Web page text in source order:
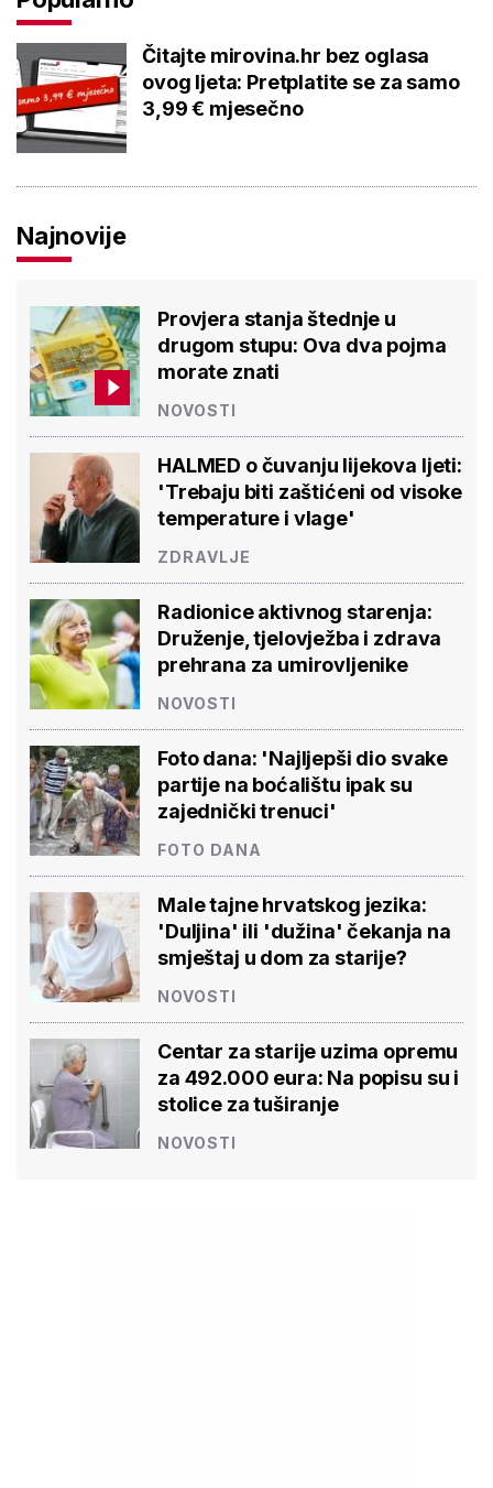
Čitajte mirovina.hr bez oglasa
ovog ljeta: Pretplatite se za samo
3,99 € mjesečno
Najnovije
Provjera stanja štednje u
drugom stupu: Ova dva pojma
morate znati
NOVOSTI
HALMED o čuvanju lijekova ljeti:
'Trebaju biti zaštićeni od visoke
temperature i vlage'
ZDRAVLJE
Radionice aktivnog starenja:
Druženje, tjelovježba i zdrava
prehrana za umirovljenike
NOVOSTI
Foto dana: 'Najljepši dio svake
partije na boćalištu ipak su
zajednički trenuci'
FOTO DANA
Male tajne hrvatskog jezika:
'Duljina' ili 'dužina' čekanja na
smještaj u dom za starije?
NOVOSTI
Centar za starije uzima opremu
za 492.000 eura: Na popisu su i
stolice za tuširanje
NOVOSTI